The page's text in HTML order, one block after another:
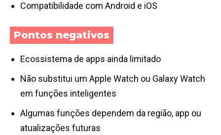
Compatibilidade com Android e iOS
Pontos negativos
Ecossistema de apps ainda limitado
Não substitui um Apple Watch ou Galaxy Watch
em funções inteligentes
Algumas funções dependem da região, app ou
atualizações futuras